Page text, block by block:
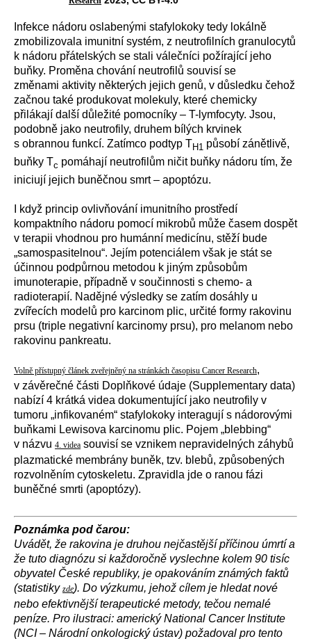
nfekce nádoru oslabenými stafylokoky tedy lokálně
zmobilizovala imunitní systém, z neutrofilních granulocytů
k nádoru přátelských se stali válečníci požírající jeho
buňky. Proměna chování neutrofilů souvisí se
změnami aktivity některých jejich genů, v důsledku čehož
začnou také produkovat molekuly, které chemicky
přilákají další důležité pomocníky – T-lymfocyty. Jsou,
podobně jako neutrofily, druhem bílých krvinek
s obrannou funkcí. Zatímco podtyp TH1 působí zánětlivě,
buňky Tc pomáhají neutrofilům ničit buňky nádoru tím, že
iniciují jejich buněčnou smrt – apoptózu.
I když princip ovlivňování imunitního prostředí
kompaktního nádoru pomocí mikrobů může časem dospět
v terapii vhodnou pro humánní medicínu, stěží bude
„samospasitelnou“. Jejím potenciálem však je stát se
účinnou podpůrnou metodou k jiným způsobům
imunoterapie, případně v součinnosti s chemo- a
radioterapií. Nadějné výsledky se zatím dosáhly u
zvířecích modelů pro karcinom plic, určité formy rakovinu
prsu (triple negativní karcinomy prsu), pro melanom nebo
rakovinu pankreatu.
Volně přístupný článek zveřejněný na stránkách časopisu Cancer Research,
v závěrečné části Doplňkové údaje (Supplementary data)
nabízí 4 krátká videa dokumentující jako neutrofily v
tumoru „infikovaném“ stafylokoky interagují s nádorovými
buňkami Lewisova karcinomu plic. Pojem „blebbing“
v názvu 4. videa souvisí se vznikem nepravidelných záhybů
plazmatické membrány buněk, tzv. blebů, způsobených
rozvolněním cytoskeletu. Zpravidla jde o ranou fázi
buněčné smrti (apoptózy).
Poznámka pod čarou:
Uvádět, že rakovina je druhou nejčastější příčinou úmrtí a
že tuto diagnózu si každoročně vyslechne kolem 90 tisíc
obyvatel České republiky, je opakováním známých faktů
(statistiky zde). Do výzkumu, jehož cílem je hledat nové
nebo efektivnější terapeutické metody, tečou nemalé
peníze. Pro ilustraci: americký National Cancer Institute
(NCI – Národní onkologický ústav) požadoval pro tento